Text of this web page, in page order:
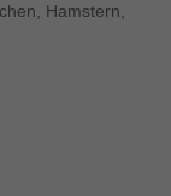
Hamstern,